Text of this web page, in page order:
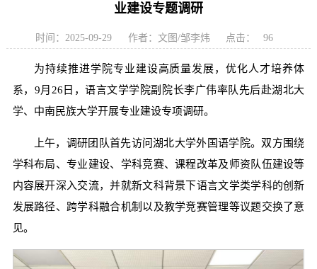
业建设专题调研
时间：2025-09-29 作者：文图/邹李炜 点击： 96
为持续推进学院专业建设高质量发展，优化人才培养体
系，9月26日，语言文学学院副院长李广伟率队先后赴湖北大
学、中南民族大学开展专业建设专项调研。
上午，调研团队首先访问湖北大学外国语学院。双方围绕
学科布局、专业建设、学科竞赛、课程改革及师资队伍建设等
内容展开深入交流，并就新文科背景下语言文学类学科的创新
发展路径、跨学科融合机制以及教学竞赛管理等议题交换了意
见。